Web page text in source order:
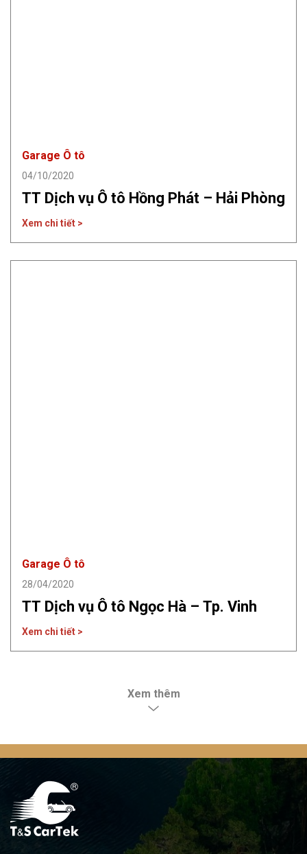
Garage Ô tô
04/10/2020
TT Dịch vụ Ô tô Hồng Phát – Hải Phòng
Xem chi tiết >
Garage Ô tô
28/04/2020
TT Dịch vụ Ô tô Ngọc Hà – Tp. Vinh
Xem chi tiết >
Xem thêm